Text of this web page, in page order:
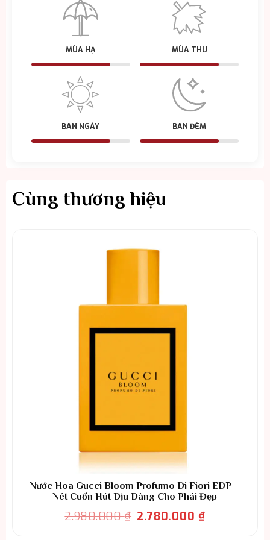
MÙA HẠ MÙA THU
BAN NGÀY BAN ĐÊM
Cùng thương hiệu
Nước Hoa Gucci Bloom Profumo Di Fiori EDP –
Nét Cuốn Hút Dịu Dàng Cho Phái Đẹp
2.980.000₫ Giá
2.780.000 ₫Giá